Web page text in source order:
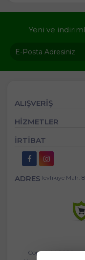
Yeni ve
ALIŞVERİŞ
HİZMETLER
İRTİBAT
ADRESTevfikiye Mah.
Copyright 2026